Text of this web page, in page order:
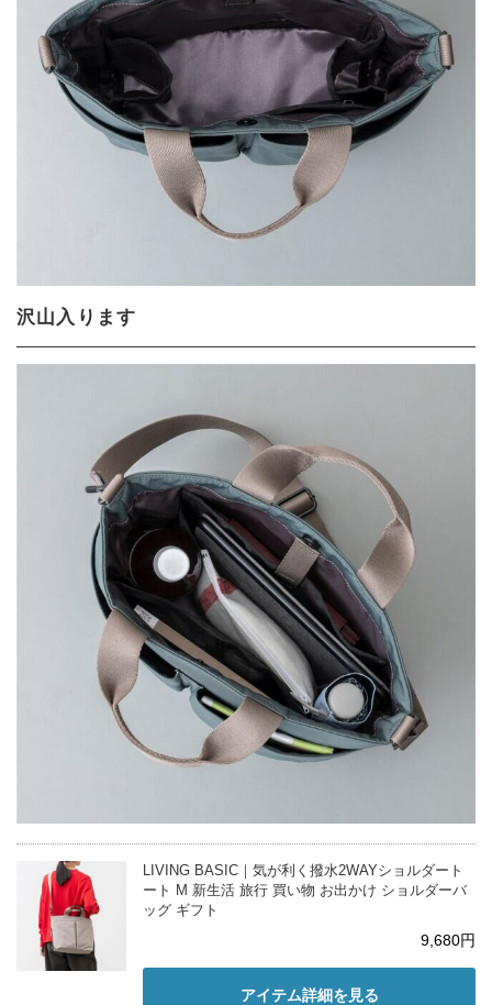
沢山入ります
LIVING BASIC｜気が利く撥水2WAYショルダート
ート M 新生活 旅行 買い物 お出かけ ショルダーバ
ッグ ギフト
9,680円
アイテム詳細を見る